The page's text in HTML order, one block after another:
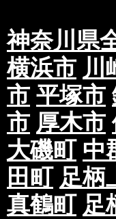
神奈川県
横浜市 川
市 平塚市
市 厚木市
大磯町 中
田町 足柄
真鶴町 足